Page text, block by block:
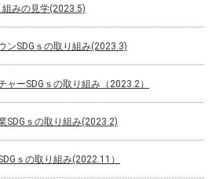
組みの見学(2023.5)
ンSDGｓの取り組み(2023.3)
ャーSDGｓの取り組み（2023.2）
SDGｓの取り組み(2023.2)
ｓの取り組み(2022.11）